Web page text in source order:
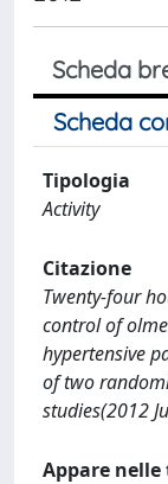
Scheda
Scheda
Tipologia
Activity
Citazione
Twenty-four
control of
hypertensive
of two
studies(2012
Appare